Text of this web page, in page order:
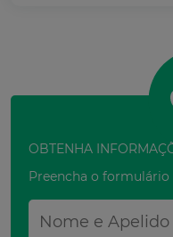
OBTENHA
Preencha o